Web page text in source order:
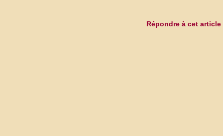
Répondre à cet article